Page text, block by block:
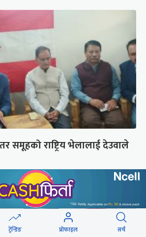
समूहको राष्ट्रिय भेलालाई देउवाले
ट्रेन्डिङ प्रोफाइल सर्च